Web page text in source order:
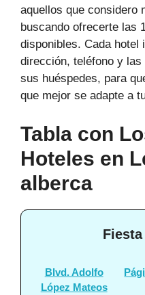
aquellos que considero
buscando ofrecerte las
disponibles. Cada hotel
dirección, teléfono y
sus huéspedes, para
que mejor se adapte a
Tabla con
Hoteles en
alberca
Blvd. Adolfo
López Mateos